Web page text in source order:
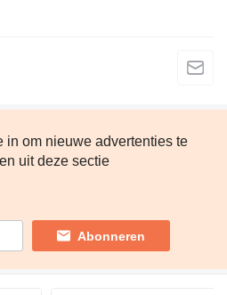
in om nieuwe advertenties te
uit deze sectie
Abonneren